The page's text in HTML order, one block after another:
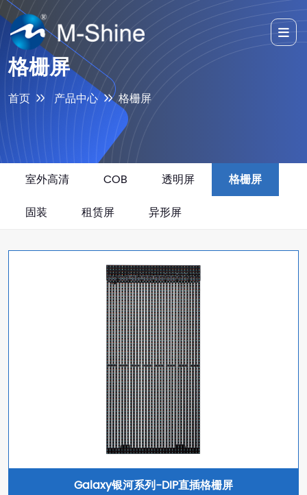
格栅屏
首页 产品中心 格栅屏
室外高清 COB 透明屏
格栅屏
固装
租赁屏 异形屏
Galaxy银河系列-DIP直插格栅屏